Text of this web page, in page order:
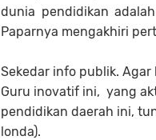
dunia pendidikan
Paparnya mengakhiri
Sekedar info publik.
Guru inovatif ini, yang
pendidikan daerah ini,
londa).